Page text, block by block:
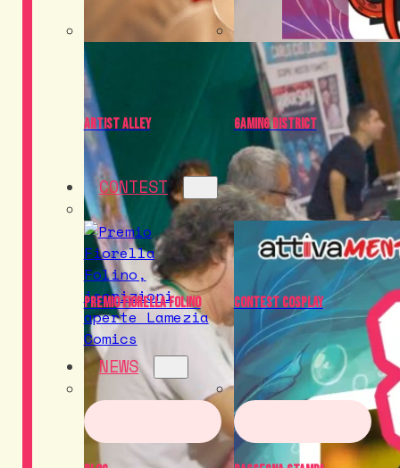
Artist Alley Gaming District
CONTEST
Premio Fiorella Folino Contest Cosplay
NEWS